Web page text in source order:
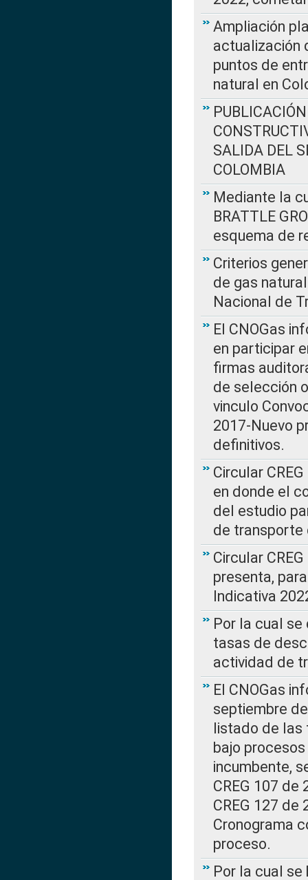
Ampliación
actualización
puntos de
natural en
SALIDA DEL
COLOMBIA
Mediante la
BRATTLE
esquema de
Criterios
de gas
Nacional de
El CNOGas
en participar
firmas
de selección
vinculo
2017-Nuevo
definitivos.
Circular
en donde el
del estudio
de transporte
Circular
presenta,
Indicativa
Por la cual
tasas de
actividad de
El CNOGas
septiembre
listado de las
bajo
incumbente,
CREG 107
CREG 127 de
Cronograma
proceso.
Por la cual se